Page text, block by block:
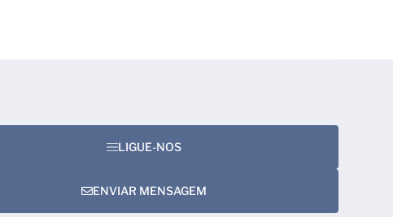
LIGUE-NOS
ENVIAR MENSAGEM